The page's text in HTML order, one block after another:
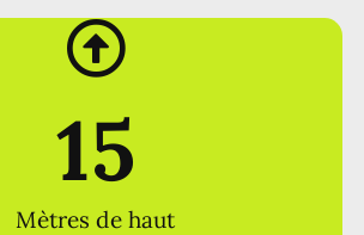
Mètres de haut
15